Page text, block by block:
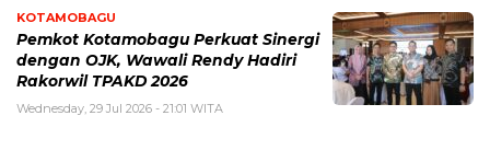
KOTAMOBAGU
Pemkot Kotamobagu Perkuat Sinergi
dengan OJK, Wawali Rendy Hadiri
Rakorwil TPAKD 2026
Wednesday, 29 Jul 2026 - 21:01 WITA